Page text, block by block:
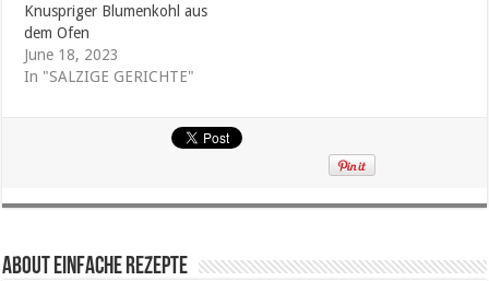
Knuspriger Blumenkohl aus
dem Ofen
June 18, 2023
In "SALZIGE GERICHTE"
About Einfache Rezepte